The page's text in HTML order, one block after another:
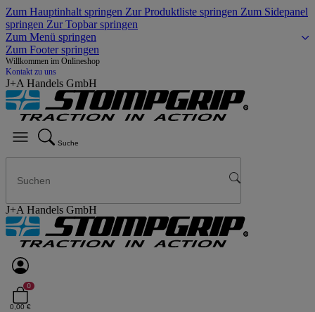
Zum Hauptinhalt springen Zur Produktliste springen Zum Sidepanel
springen Zur Topbar springen
Zum Menü springen
Zum Footer springen
Willkommen im Onlineshop
Kontakt zu uns
J+A Handels GmbH
Suche
J+A Handels GmbH
0
0,00 €